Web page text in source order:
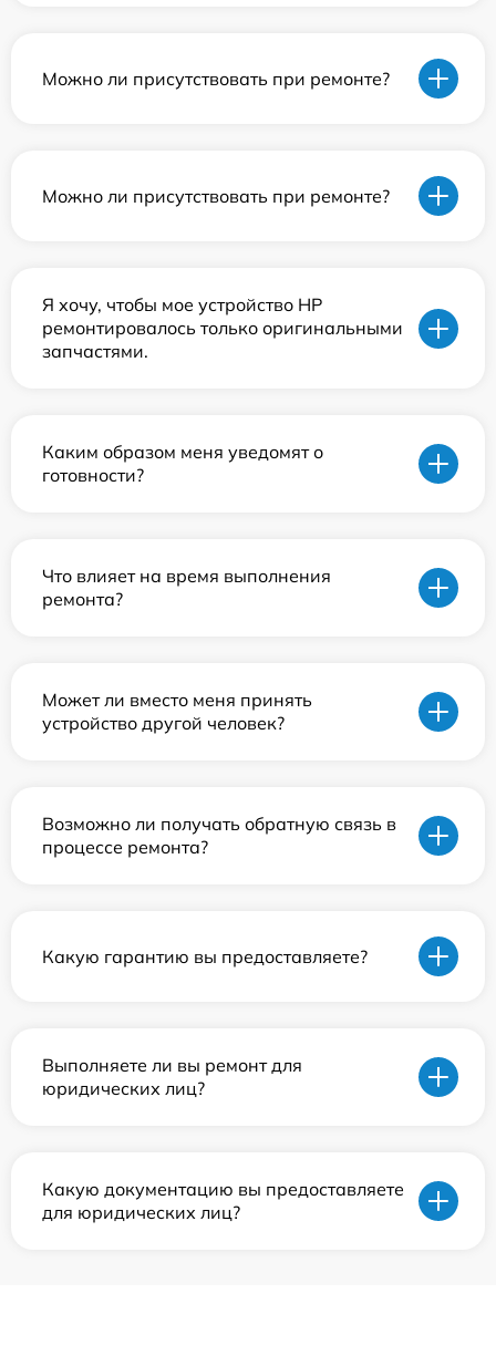
Можно ли присутствовать при ремонте?
Можно ли присутствовать при ремонте?
Я хочу, чтобы мое устройство HP
ремонтировалось только оригинальными
запчастями.
Каким образом меня уведомят о
готовности?
Что влияет на время выполнения
ремонта?
Может ли вместо меня принять
устройство другой человек?
Возможно ли получать обратную связь в
процессе ремонта?
Какую гарантию вы предоставляете?
Выполняете ли вы ремонт для
юридических лиц?
Какую документацию вы предоставляете
для юридических лиц?